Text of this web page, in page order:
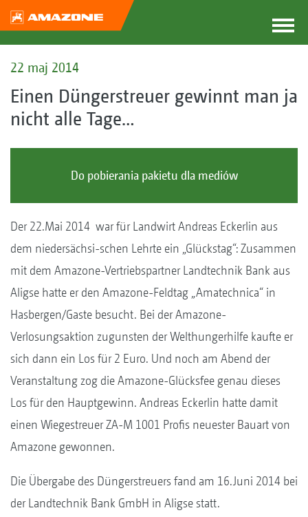
22 maj 2014
Einen Düngerstreuer gewinnt man ja
nicht alle Tage…
Do pobierania pakietu dla mediów
Der 22.Mai 2014 war für Landwirt Andreas Eckerlin aus
dem niedersächsi-schen Lehrte ein „Glückstag“: Zusammen
mit dem Amazone-Vertriebspartner Landtechnik Bank aus
Aligse hatte er den Amazone-Feldtag „Amatechnica“ in
Hasbergen/Gaste besucht. Bei der Amazone-
Verlosungsaktion zugunsten der Welthungerhilfe kaufte er
sich dann ein Los für 2 Euro. Und noch am Abend der
Veranstaltung zog die Amazone-Glücksfee genau dieses
Los für den Hauptgewinn. Andreas Eckerlin hatte damit
einen Wiegestreuer ZA-M 1001 Profis neuester Bauart von
Amazone gewonnen.
Die Übergabe des Düngerstreuers fand am 16.Juni 2014 bei
der Landtechnik Bank GmbH in Aligse statt.